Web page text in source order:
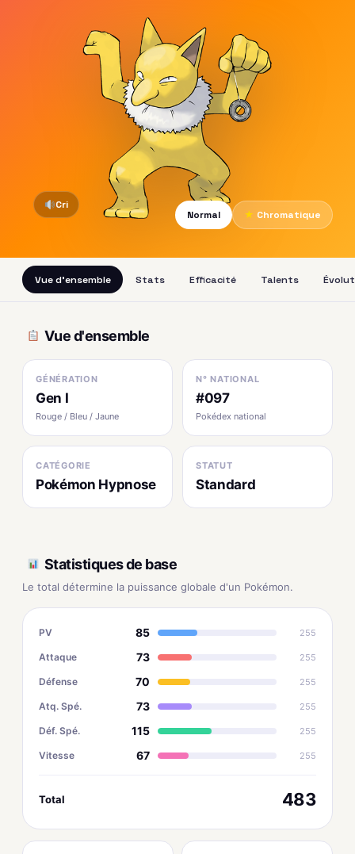
Cri
Normal
★ Chromatique
Vue d'ensemble Stats Efficacité Talents
Vue d'ensemble
GÉNÉRATION
Gen I
Rouge / Bleu / Jaune
N° NATIONAL
#097
Pokédex national
CATÉGORIE
Pokémon Hypnose
STATUT
Standard
Statistiques de base
Le total détermine la puissance globale d'un Pokémon.
PV 85 255
Attaque 73 255
Défense 70 255
Atq. Spé. 73 255
Déf. Spé. 115 255
Vitesse 67 255
Total 483